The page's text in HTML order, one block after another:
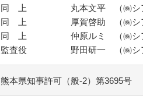
同 上 丸本文平 （㈱シアーズ
同 上 厚賀啓助 （㈱シアー
同 上 仲原ルミ （㈱シアー
監査役 野田研一 （㈱シア
熊本県知事許可（般-2）第3695号